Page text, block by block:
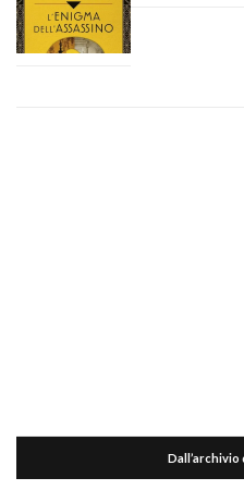
Dall’archivio